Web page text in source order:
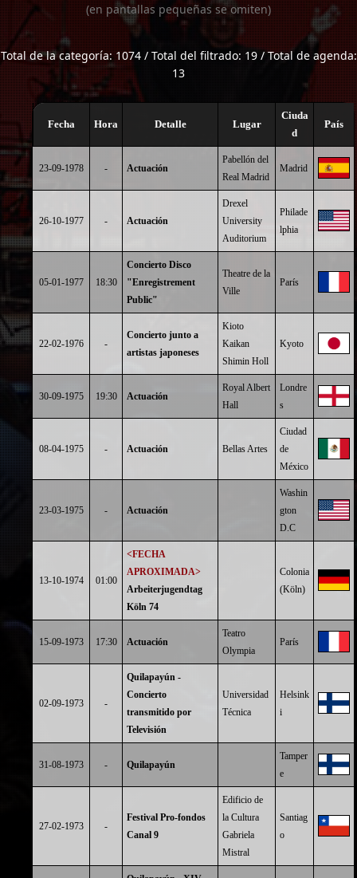
(en pantallas pequeñas se omiten)
Total de la categoría: 1074 / Total del filtrado: 19 / Total de agenda:
13
Fecha Hora Detalle Lugar
Ciuda
d
País
23-09-1978 - Actuación
Pabellón del
Real Madrid
Madrid
26-10-1977 - Actuación
Drexel
University
Auditorium
Philade
lphia
05-01-1977 18:30
Concierto Disco
"Enregistrement
Public"
Theatre de la
Ville
París
22-02-1976 -
Concierto junto a
artistas japoneses
Kioto
Kaikan
Shimin Holl
Kyoto
30-09-1975 19:30 Actuación
Royal Albert
Hall
Londre
s
08-04-1975 - Actuación Bellas Artes
Ciudad
de
México
23-03-1975 - Actuación
Washin
gton
D.C
13-10-1974 01:00
<FECHA
APROXIMADA>
Arbeiterjugendtag
Köln 74
Colonia
(Köln)
15-09-1973 17:30 Actuación
Teatro
Olympia
París
02-09-1973 -
Quilapayún -
Concierto
transmitido por
Televisión
Universidad
Técnica
Helsink
i
31-08-1973 - Quilapayún
Tamper
e
27-02-1973 -
Festival Pro-fondos
Canal 9
Edificio de
la Cultura
Gabriela
Mistral
Santiag
o